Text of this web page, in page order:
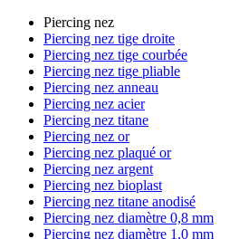
Piercing nez
Piercing nez tige droite
Piercing nez tige courbée
Piercing nez tige pliable
Piercing nez anneau
Piercing nez acier
Piercing nez titane
Piercing nez or
Piercing nez plaqué or
Piercing nez argent
Piercing nez bioplast
Piercing nez titane anodisé
Piercing nez diamètre 0,8 mm
Piercing nez diamètre 1,0 mm